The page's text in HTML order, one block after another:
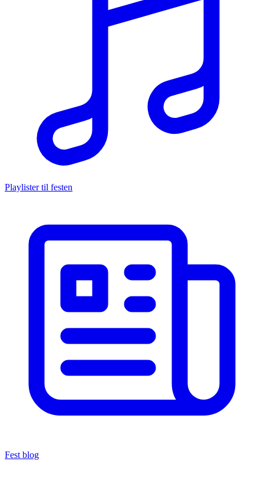
Playlister til festen
Fest blog